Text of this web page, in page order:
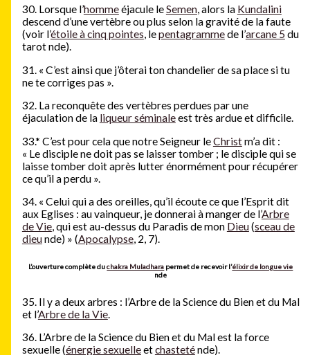
30. Lorsque l’hommeéjacule leSemen, alors la Kundalini
descend d’une vertèbre ou plus selon la gravité de la faute
(voir l’étoile à cinq pointes, lepentagrammede l’arcane 5 du
tarot nde).
31. « C’est ainsi que j’ôterai ton chandelier de sa place si tu
ne te corriges pas ».
32. La reconquête des vertèbres perdues par une
éjaculation de la liqueur séminaleest très ardue et difficile.
33.* C’est pour cela que notre Seigneur leChristm’a dit :
« Le disciple ne doit pas se laisser tomber ; le disciple qui se
laisse tomber doit après lutter énormément pour récupérer
ce qu’il a perdu ».
34. « Celui qui a des oreilles, qu’il écoute ce que l’Esprit dit
aux Eglises : au vainqueur, je donnerai à manger de l’Arbre
de Vie, qui est au-dessus du Paradis de mon Dieu(sceau de
dieunde) » (Apocalypse, 2, 7).
L’ouverture complète duchakra Muladhara permet de recevoir l’élixir de longue vie
nde
35. Il y a deux arbres : l’Arbre de la Science du Bien et du Mal
et l’Arbre de la Vie.
36. L’Arbre de la Science du Bien et du Mal est la force
sexuelle (énergie sexuelleetchasteténde).